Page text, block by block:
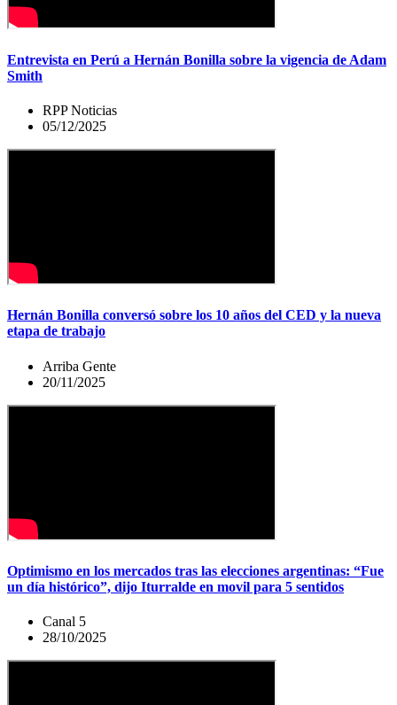
Entrevista en Perú a Hernán Bonilla sobre la vigencia de Adam
Smith
RPP Noticias
05/12/2025
Hernán Bonilla conversó sobre los 10 años del CED y la nueva
etapa de trabajo
Arriba Gente
20/11/2025
Optimismo en los mercados tras las elecciones argentinas: “Fue
un día histórico”, dijo Iturralde en movil para 5 sentidos
Canal 5
28/10/2025